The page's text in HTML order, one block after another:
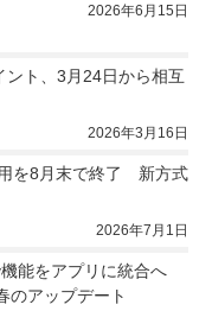
2026年6月15日
ント、3月24日から相互
2026年3月16日
を8月末で終了　新方式
2026年7月1日
能をアプリに統合へ
のアップデート